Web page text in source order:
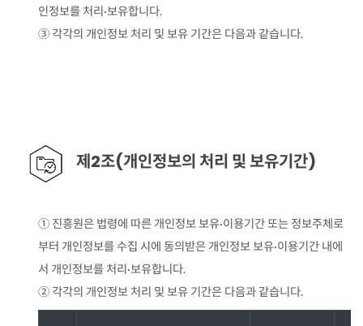
인정보를 처리·보유합니다.
③ 각각의 개인정보 처리 및 보유 기간은 다음과 같습니다.
제2조(개인정보의 처리 및 보유기간)
① 진흥원은 법령에 따른 개인정보 보유·이용기간 또는 정보주체로
부터 개인정보를 수집 시에 동의받은 개인정보 보유·이용기간 내에
서 개인정보를 처리·보유합니다.
② 각각의 개인정보 처리 및 보유 기간은 다음과 같습니다.